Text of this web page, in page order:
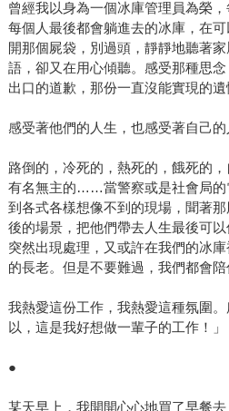
曾經我以身為一個冰庫管理員為榮
每個人最後都會躺進去的冰庫，在
開那個屍袋，別過頭，靜靜地聽著
語，卻又在用心傾聽。感受那種思
出口的道歉，那份一直沒能實現的遺
感受著他們的人生，也感受著自己的
路倒的，冷死的，熱死的，餓死的
有名無主的……當警察或是社會局的
到各式各樣想像不到的現場，聞著
後的場景，把他們帶去人生最後可
突然出現處理，又或許在我們的冰
的長老。但是不要難過，我們都會陪
我熱愛這份工作，我熱愛這種氛圍
以，這是我好想做一輩子的工作！」
●
某天早上，我開開心心地買了早餐